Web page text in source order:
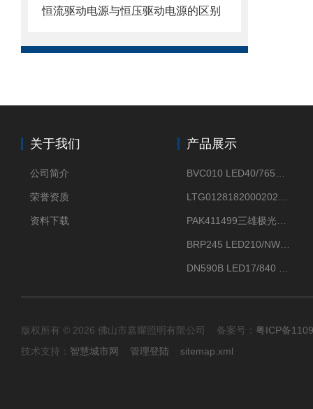
恒流驱动电源与恒压驱动电源的区别
关于我们
公司简介
荣誉资质
资料下载
产品展示
版权所有 © 2026 佛山市嘉耀照明有限公司 备案号： 粤ICP备
技术支持： 智慧城市网 管理登陆 sitemap.xml